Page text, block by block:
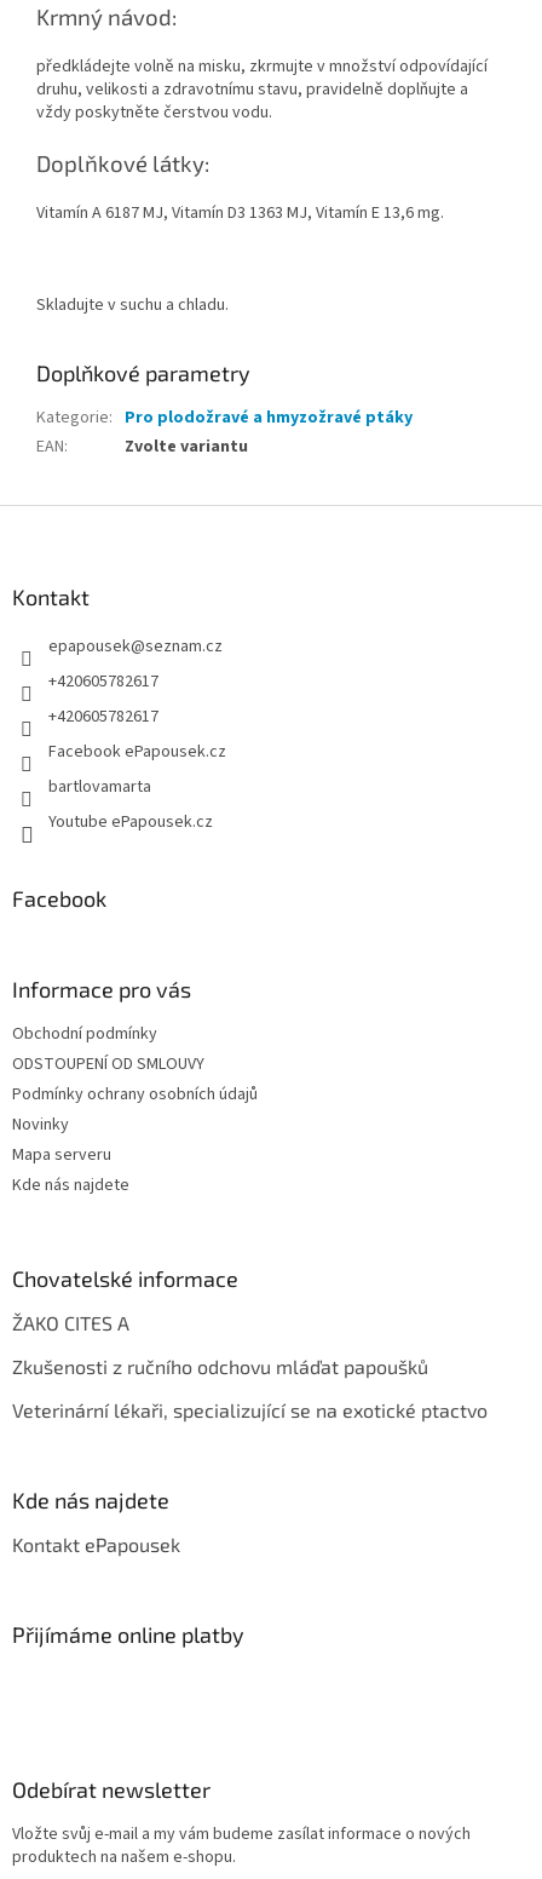
Krmný návod:
předkládejte volně na misku, zkrmujte v množství odpovídající
druhu, velikosti a zdravotnímu stavu, pravidelně doplňujte a
vždy poskytněte čerstvou vodu.
Doplňkové látky:
Vitamín A 6187 MJ, Vitamín D3 1363 MJ, Vitamín E 13,6 mg.
Skladujte v suchu a chladu.
Doplňkové parametry
Kategorie: Pro plodožravé a hmyzožravé ptáky
EAN: Zvolte variantu
Kontakt
epapousek@seznam.cz
+420605782617
+420605782617
Facebook ePapousek.cz
bartlovamarta
Youtube ePapousek.cz
Facebook
Informace pro vás
Obchodní podmínky
ODSTOUPENÍ OD SMLOUVY
Podmínky ochrany osobních údajů
Novinky
Mapa serveru
Kde nás najdete
Chovatelské informace
ŽAKO CITES A
Zkušenosti z ručního odchovu mláďat papoušků
Veterinární lékaři, specializující se na exotické ptactvo
Kde nás najdete
Kontakt ePapousek
Přijímáme online platby
Odebírat newsletter
Vložte svůj e-mail a my vám budeme zasílat informace o nových
produktech na našem e-shopu.